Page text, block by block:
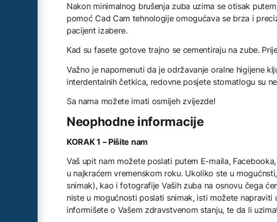
Nakon minimalnog brušenja zuba uzima se otisak
pomoć Cad Cam tehnologije omogućava se brza i
pacijent izabere.
Kad su fasete gotove trajno se cementiraju na zube.
Važno je napomenuti da je održavanje oralne higijene
interdentalnih četkica, redovne posjete stomatlogu su
Sa nama možete imati osmijeh zvijezde!
Neophodne informacije
KORAK 1 – Pišite nam
Vaš upit nam možete poslati putem E-maila,
u najkraćem vremenskom roku. Ukoliko ste u
snimak), kao i fotografije Vaših zuba na osnovu čega
niste u mogućnosti poslati snimak, isti možete
informišete o Vašem zdravstvenom stanju, te da li